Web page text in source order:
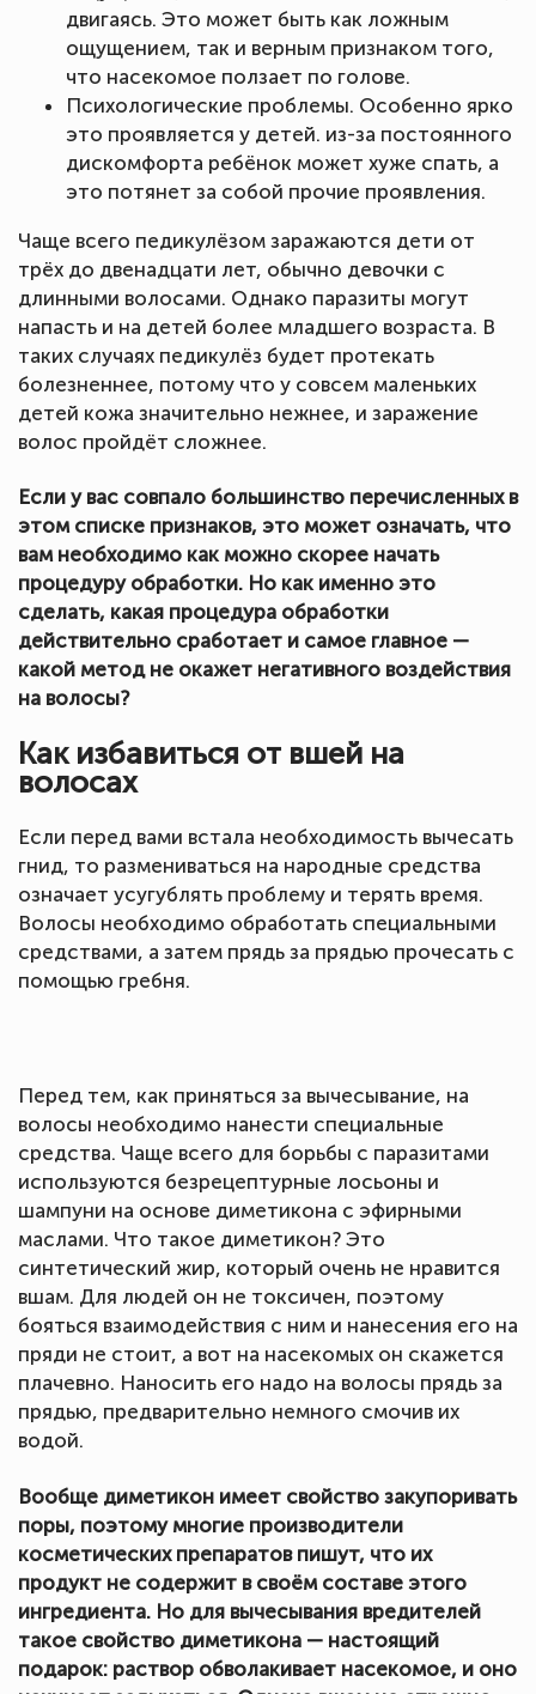
двигаясь. Это может быть как ложным
ощущением, так и верным признаком того,
что насекомое ползает по голове.
Психологические проблемы. Особенно ярко
это проявляется у детей. из-за постоянного
дискомфорта ребёнок может хуже спать, а
это потянет за собой прочие проявления.
Чаще всего педикулёзом заражаются дети от
трёх до двенадцати лет, обычно девочки с
длинными волосами. Однако паразиты могут
напасть и на детей более младшего возраста. В
таких случаях педикулёз будет протекать
болезненнее, потому что у совсем маленьких
детей кожа значительно нежнее, и заражение
волос пройдёт сложнее.
Если у вас совпало большинство перечисленных в
этом списке признаков, это может означать, что
вам необходимо как можно скорее начать
процедуру обработки. Но как именно это
сделать, какая процедура обработки
действительно сработает и самое главное —
какой метод не окажет негативного воздействия
на волосы?
Как избавиться от вшей на
волосах
Если перед вами встала необходимость вычесать
гнид, то размениваться на народные средства
означает усугублять проблему и терять время.
Волосы необходимо обработать специальными
средствами, а затем прядь за прядью прочесать с
помощью гребня.
Перед тем, как приняться за вычесывание, на
волосы необходимо нанести специальные
средства. Чаще всего для борьбы с паразитами
используются безрецептурные лосьоны и
шампуни на основе диметикона с эфирными
маслами. Что такое диметикон? Это
синтетический жир, который очень не нравится
вшам. Для людей он не токсичен, поэтому
бояться взаимодействия с ним и нанесения его на
пряди не стоит, а вот на насекомых он скажется
плачевно. Наносить его надо на волосы прядь за
прядью, предварительно немного смочив их
водой.
Вообще диметикон имеет свойство закупоривать
поры, поэтому многие производители
косметических препаратов пишут, что их
продукт не содержит в своём составе этого
ингредиента. Но для вычесывания вредителей
такое свойство диметикона — настоящий
подарок: раствор обволакивает насекомое, и оно